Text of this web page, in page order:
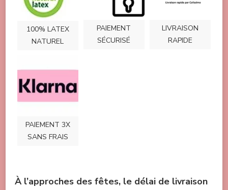
100% LATEX
NATUREL
PAIEMENT
SÉCURISÉ
LIVRAISON
RAPIDE
PAIEMENT 3X
SANS FRAIS
À l’approches des fêtes, le délai de livraison